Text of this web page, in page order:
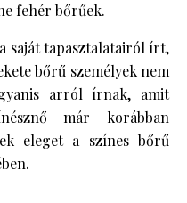
fehér bőrűek.
saját tapasztalatairól írt,
bőrű személyek nem
arról írnak, amit
már korábban
eleget a színes bőrű